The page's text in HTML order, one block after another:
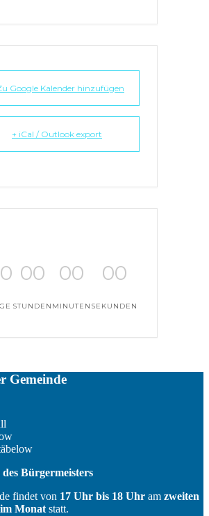
Google Kalender hinzufügen
+ iCal / Outlook export
00
STUNDEN
00
MINUTEN
00
SEKUNDEN
Gemeinde
Bürgermeisters
findet von 17 Uhr bis 18 Uhr am zweiten
Monatstatt.